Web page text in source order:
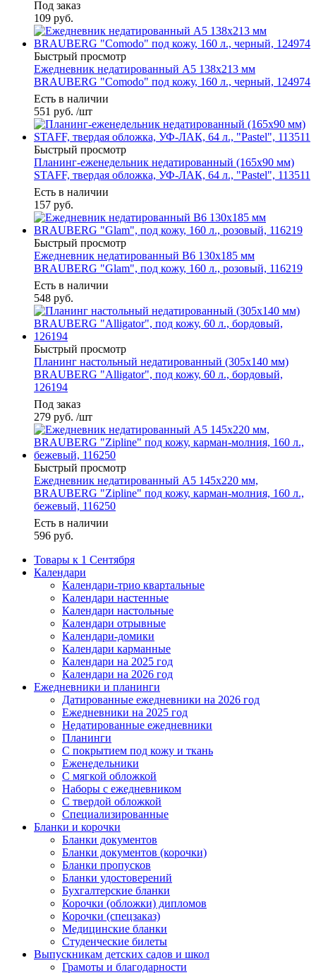
Под заказ
109 руб.
Быстрый просмотр
Ежедневник недатированный А5 138х213 мм
BRAUBERG "Comodo" под кожу, 160 л., черный, 124974
Есть в наличии
551 руб. /шт
Быстрый просмотр
Планинг-еженедельник недатированный (165х90 мм)
STAFF, твердая обложка, УФ-ЛАК, 64 л., "Pastel", 113511
Есть в наличии
157 руб.
Быстрый просмотр
Ежедневник недатированный В6 130х185 мм
BRAUBERG "Glam", под кожу, 160 л., розовый, 116219
Есть в наличии
548 руб.
Быстрый просмотр
Планинг настольный недатированный (305х140 мм)
BRAUBERG "Alligator", под кожу, 60 л., бордовый,
126194
Под заказ
279 руб. /шт
Быстрый просмотр
Ежедневник недатированный А5 145х220 мм,
BRAUBERG "Zipline" под кожу, карман-молния, 160 л.,
бежевый, 116250
Есть в наличии
596 руб.
Товары к 1 Сентября
Календари
Календари-трио квартальные
Календари настенные
Календари настольные
Календари отрывные
Календари-домики
Календари карманные
Календари на 2025 год
Календари на 2026 год
Ежедневники и планинги
Датированные ежедневники на 2026 год
Ежедневники на 2025 год
Недатированные ежедневники
Планинги
С покрытием под кожу и ткань
Еженедельники
С мягкой обложкой
Наборы с ежедневником
С твердой обложкой
Специализированные
Бланки и корочки
Бланки документов
Бланки документов (корочки)
Бланки пропусков
Бланки удостоверений
Бухгалтерские бланки
Корочки (обложки) дипломов
Корочки (спецзаказ)
Медицинские бланки
Студенческие билеты
Выпускникам детских садов и школ
Грамоты и благодарности